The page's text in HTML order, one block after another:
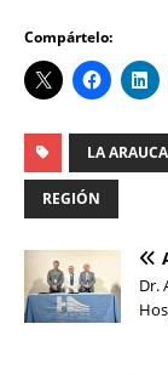
Compártelo:
LA
REGIÓN
Dr.